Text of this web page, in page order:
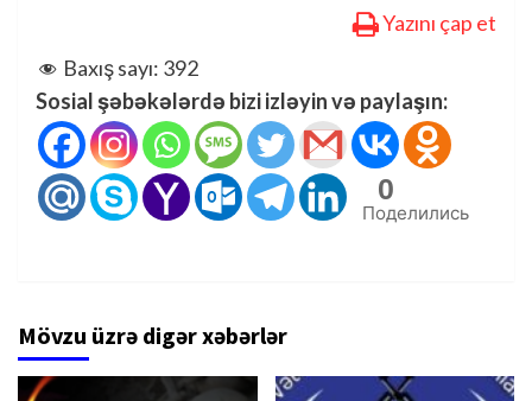
Yazını çap et
Baxış sayı: 392
Sosial şəbəkələrdə bizi izləyin və paylaşın:
0
Поделились
Mövzu üzrə digər xəbərlər